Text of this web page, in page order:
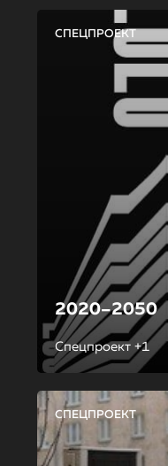
СПЕЦПРОЕКТ
2020–2050
Спецпроект +1
СПЕЦПРОЕКТ